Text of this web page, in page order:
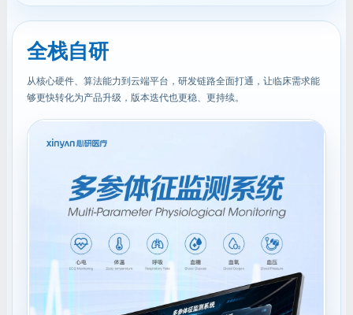
全栈自研
从核心硬件、算法能力到云端平台，研发链路全面打通，让临床需求能
够更快转化为产品升级，版本迭代也更稳、更持续。